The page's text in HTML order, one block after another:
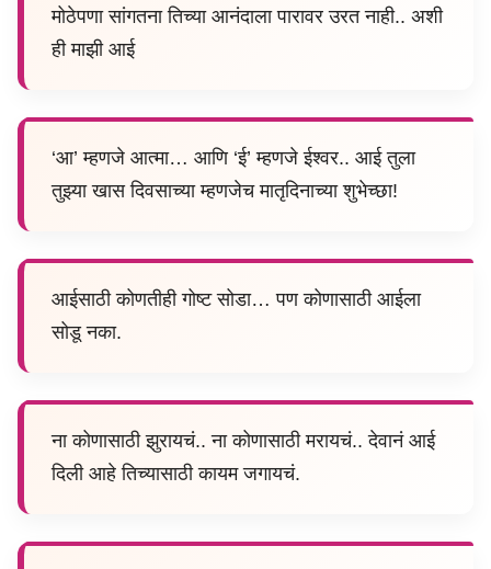
मोठेपणा सांगतना तिच्या आनंदाला पारावर उरत नाही.. अशी
ही माझी आई
‘आ’ म्हणजे आत्मा… आणि ‘ई’ म्हणजे ईश्वर.. आई तुला
तुझ्या खास दिवसाच्या म्हणजेच मातृदिनाच्या शुभेच्छा!
आईसाठी कोणतीही गोष्ट सोडा… पण कोणासाठी आईला
सोडू नका.
ना कोणासाठी झुरायचं.. ना कोणासाठी मरायचं.. देवानं आई
दिली आहे तिच्यासाठी कायम जगायचं.